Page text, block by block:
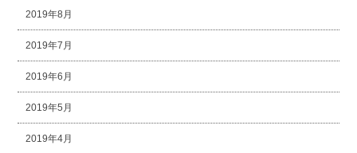
2019年8月
2019年7月
2019年6月
2019年5月
2019年4月